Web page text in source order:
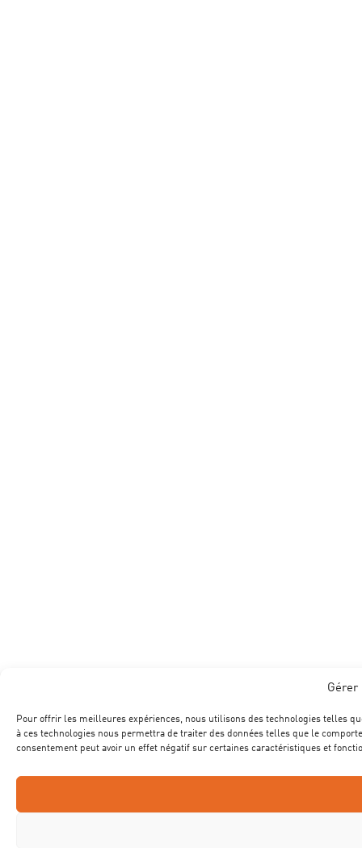
Gérer
Pour offrir les meilleures expériences, nous utilisons des technologies telles
à ces technologies nous permettra de traiter des données telles que le
consentement peut avoir un effet négatif sur certaines caractéristiques et